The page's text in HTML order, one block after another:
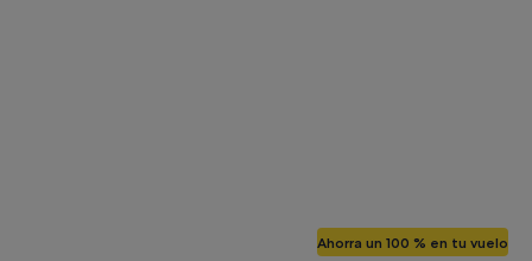
Ahorra un 100 % en tu vuelo